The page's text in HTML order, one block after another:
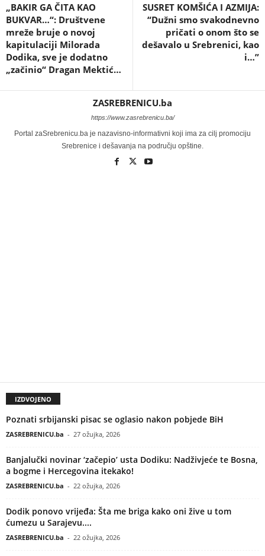
„BAKIR GA ČITA KAO
BUKVAR…“: Društvene
mreže bruje o novoj
kapitulaciji Milorada
Dodika, sve je dodatno
„začinio“ Dragan Mektić…
SUSRET KOMŠIĆA I AZMIJA:
“Dužni smo svakodnevno
pričati o onom što se
dešavalo u Srebrenici, kao
i…”
ZASREBRENICU.ba
https://www.zasrebrenicu.ba/
Portal zaSrebrenicu.ba je nazavisno-informativni koji ima za cilj promociju
Srebrenice i dešavanja na području opštine.
IZDVOJENO
Poznati srbijanski pisac se oglasio nakon pobjede BiH
ZASREBRENICU.ba - 27 ožujka, 2026
Banjalučki novinar ‘začepio’ usta Dodiku: Nadživjeće te Bosna,
a bogme i Hercegovina itekako!
ZASREBRENICU.ba - 22 ožujka, 2026
Dodik ponovo vrijeđa: Šta me briga kako oni žive u tom
ćumezu u Sarajevu....
ZASREBRENICU.ba - 22 ožujka, 2026